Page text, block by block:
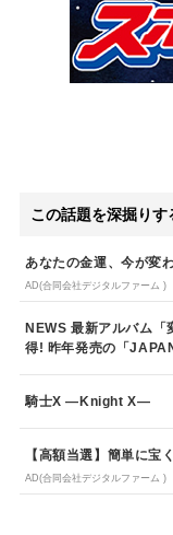
この話題を深掘りす
あなたの金運、今が変
AD(合同会社デジタルファーム )
NEWS 最新アルバム
得! 昨年発売の「
騎士X ―Knight X―
【高額当選】簡単に宝
AD(合同会社デジタルファーム )